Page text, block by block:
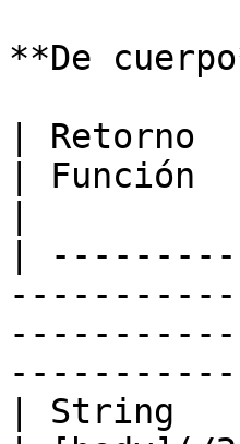
**De
| Retorno
| Función
|
| String